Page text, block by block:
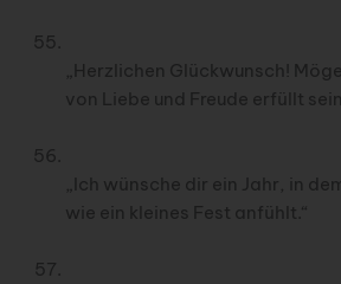
„Herzlichen Glückwunsch!
von Liebe und Freude erfüllt
„Ich wünsche dir ein Jahr, in
wie ein kleines Fest anfühlt.“